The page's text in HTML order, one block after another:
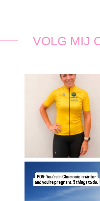
VOLG MIJ